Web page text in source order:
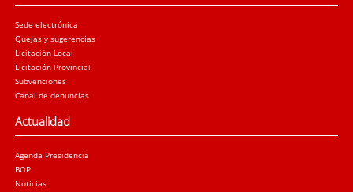
Sede electrónica
Quejas y sugerencias
Licitación Local
Licitación Provincial
Subvenciones
Canal de denuncias
Actualidad
Agenda Presidencia
BOP
Noticias